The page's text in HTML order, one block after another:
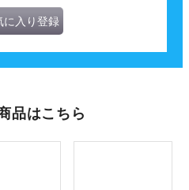
に入り登録
品はこちら